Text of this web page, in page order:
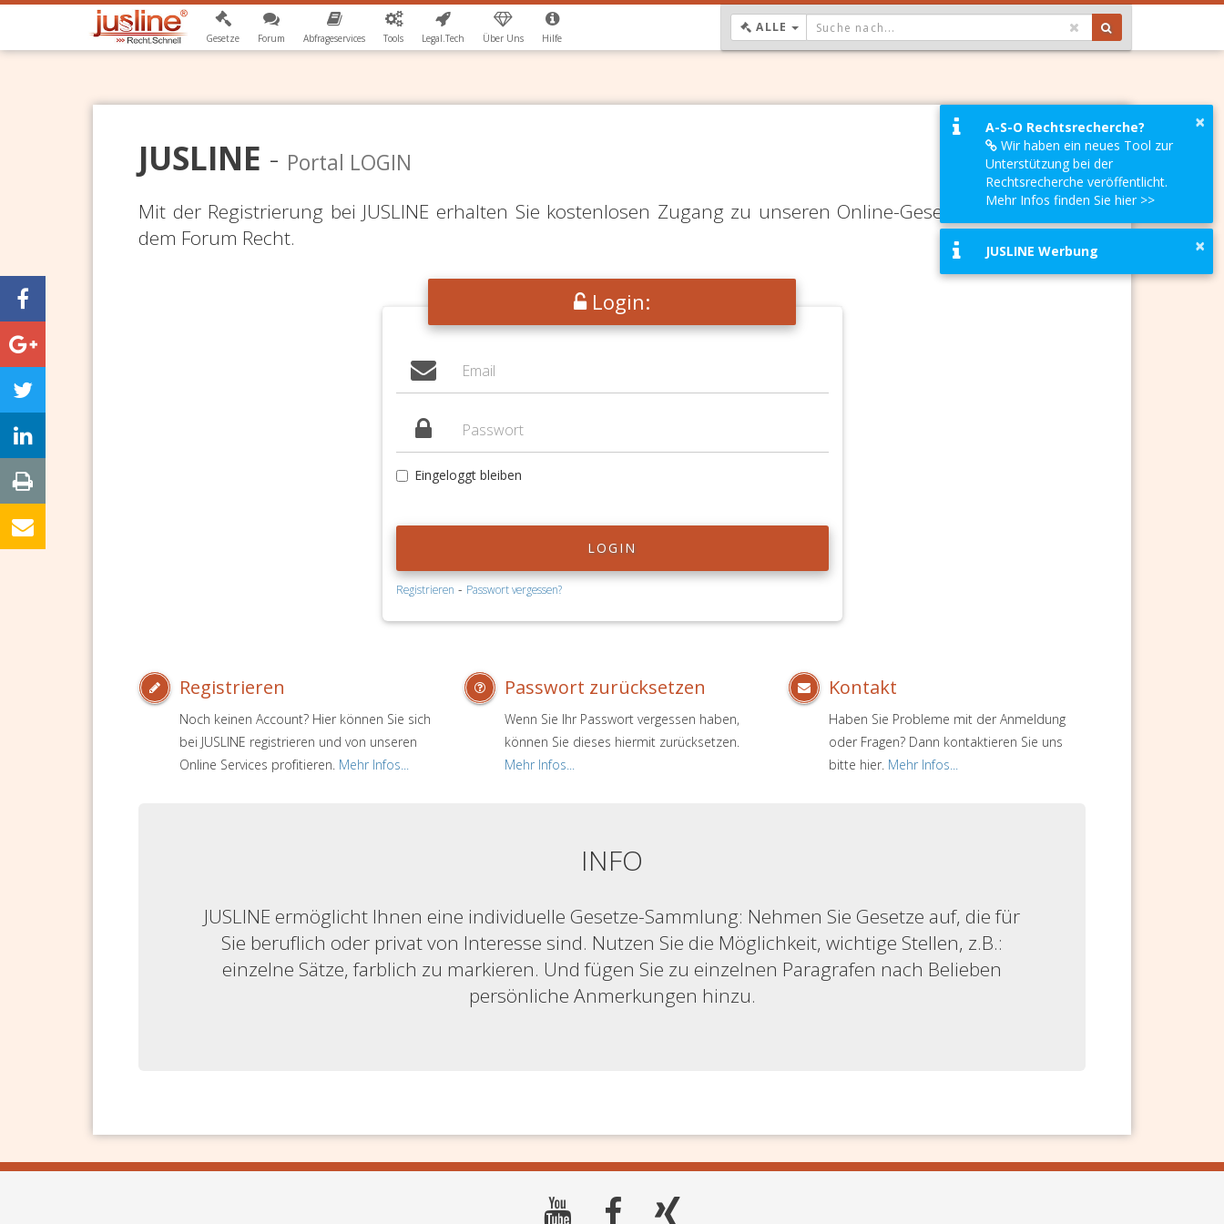
Gesetze Forum Abfrageservices Tools Legal.Tech Über Uns Hilfe
ALLE DROPDOWN: GEWÄHLTER WERT IST ALLE
JUSLINE - Portal LOGIN
Mit der Registrierung bei JUSLINE erhalten Sie kostenlosen Zugang zu unseren Online-Gesetze-Services und
dem Forum Recht.
Login:
Eingeloggt bleiben
LOGIN
Registrieren - Passwort vergessen?
Registrieren
Noch keinen Account? Hier können Sie sich
bei JUSLINE registrieren und von unseren
Online Services profitieren. Mehr Infos...
Passwort zurücksetzen
Wenn Sie Ihr Passwort vergessen haben,
können Sie dieses hiermit zurücksetzen.
Mehr Infos...
Kontakt
Haben Sie Probleme mit der Anmeldung
oder Fragen? Dann kontaktieren Sie uns
bitte hier. Mehr Infos...
INFO
JUSLINE ermöglicht Ihnen eine individuelle Gesetze-Sammlung: Nehmen Sie Gesetze auf, die für
Sie beruflich oder privat von Interesse sind. Nutzen Sie die Möglichkeit, wichtige Stellen, z.B.:
einzelne Sätze, farblich zu markieren. Und fügen Sie zu einzelnen Paragrafen nach Belieben
persönliche Anmerkungen hinzu.
×
A-S-O Rechtsrecherche?
Wir haben ein neues Tool zur
Unterstützung bei der
Rechtsrecherche veröffentlicht.
Mehr Infos finden Sie hier >>
×
JUSLINE Werbung